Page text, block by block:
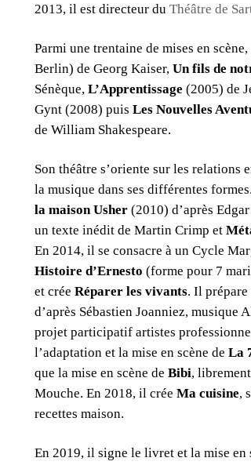
2013, il est directeur du Théâtre de
Parmi une trentaine de mises en
Berlin) de Georg Kaiser, Un fils de
Sénèque, L’Apprentissage (2005) de
Gynt (2008) puis Les Nouvelles
de William Shakespeare.
Son théâtre s’oriente sur les
la musique dans ses différentes
la maison Usher(2010) d’après
un texte inédit de Martin Crimp et
En 2014, il se consacre à un Cycle
Histoire d’Ernesto (forme pour 7
et crée Réparer les vivants. Il
d’après Sébastien Joanniez, musique
projet participatif artistes
l’adaptation et la mise en scène de La
que la mise en scène de Bibi,
Mouche. En 2018, il crée Ma cuisine,
recettes maison.
En 2019, il signe le livret et la mise en